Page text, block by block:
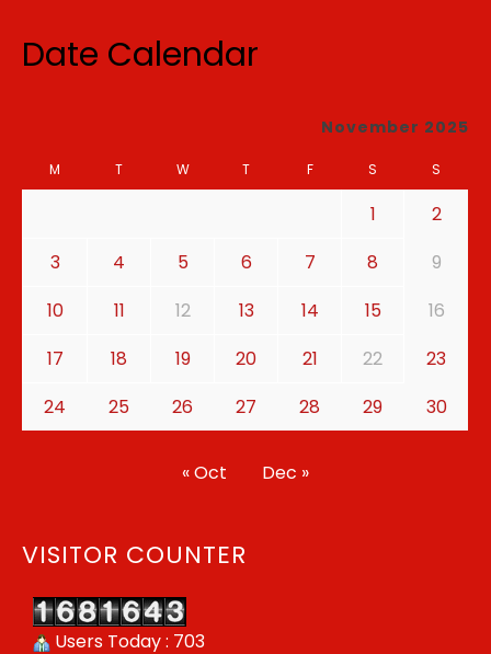
Date Calendar
November 2025
M T W T F S S
1
2
3
4 5 6 7 8
9
10
11 12 13 14 15
16
17
18 19 20 21 22
23
24
25 26 27 28 29 30
« Oct Dec »
VISITOR COUNTER
Users Today : 703